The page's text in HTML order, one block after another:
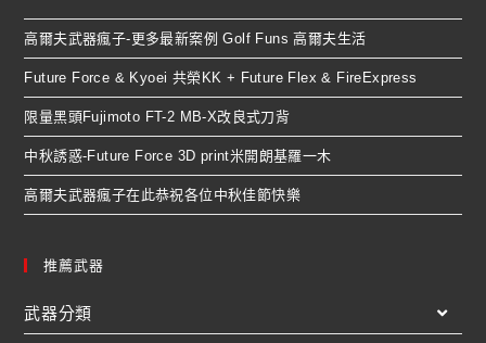
高爾夫武器瘋子-更多最新案例 Golf Funs 高爾夫生活
Future Force & Kyoei 共榮KK + Future Flex & FireExpress
限量黑頭Fujimoto FT-2 MB-X改良式刀背
中秋誘惑-Future Force 3D print米開朗基羅一木
高爾夫武器瘋子在此恭祝各位中秋佳節快樂
推薦武器
武器分類